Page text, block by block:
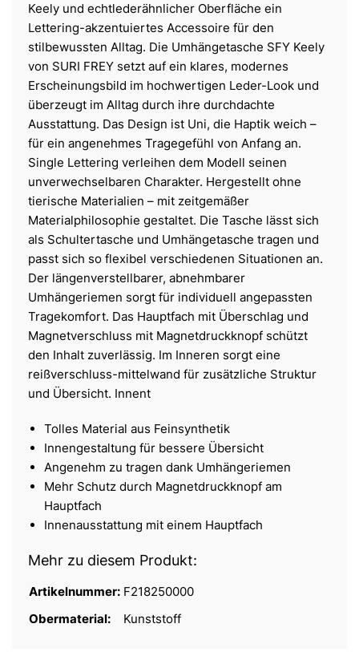
Keely und echtlederähnlicher Oberfläche ein
Lettering-akzentuiertes Accessoire für den
stilbewussten Alltag. Die Umhängetasche SFY Keely
von SURI FREY setzt auf ein klares, modernes
Erscheinungsbild im hochwertigen Leder-Look und
überzeugt im Alltag durch ihre durchdachte
Ausstattung. Das Design ist Uni, die Haptik weich –
für ein angenehmes Tragegefühl von Anfang an.
Single Lettering verleihen dem Modell seinen
unverwechselbaren Charakter. Hergestellt ohne
tierische Materialien – mit zeitgemäßer
Materialphilosophie gestaltet. Die Tasche lässt sich
als Schultertasche und Umhängetasche tragen und
passt sich so flexibel verschiedenen Situationen an.
Der längenverstellbarer, abnehmbarer
Umhängeriemen sorgt für individuell angepassten
Tragekomfort. Das Hauptfach mit Überschlag und
Magnetverschluss mit Magnetdruckknopf schützt
den Inhalt zuverlässig. Im Inneren sorgt eine
reißverschluss-mittelwand für zusätzliche Struktur
und Übersicht. Innent
Tolles Material aus Feinsynthetik
Innengestaltung für bessere Übersicht
Angenehm zu tragen dank Umhängeriemen
Mehr Schutz durch Magnetdruckknopf am
Hauptfach
Innenausstattung mit einem Hauptfach
Mehr zu diesem Produkt:
Artikelnummer: F218250000
Obermaterial:
Kunststoff